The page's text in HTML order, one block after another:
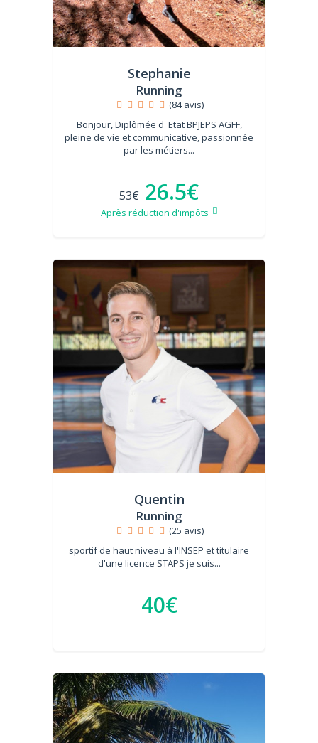
Stephanie
Running
(84 avis)
Bonjour, Diplômée d' Etat BPJEPS AGFF,
pleine de vie et communicative, passionnée
par les métiers...
53€ 26.5€
Après réduction d'impôts
Quentin
Running
(25 avis)
sportif de haut niveau à l'INSEP et titulaire
d'une licence STAPS je suis...
40€